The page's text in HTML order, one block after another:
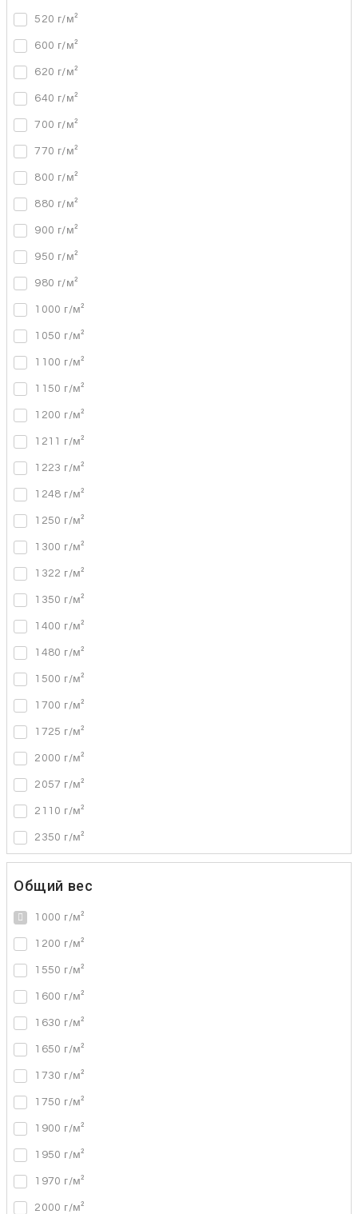
520 г/м²
600 г/м²
620 г/м²
640 г/м²
700 г/м²
770 г/м²
800 г/м²
880 г/м²
900 г/м²
950 г/м²
980 г/м²
1000 г/м²
1050 г/м²
1100 г/м²
1150 г/м²
1200 г/м²
1211 г/м²
1223 г/м²
1248 г/м²
1250 г/м²
1300 г/м²
1322 г/м²
1350 г/м²
1400 г/м²
1480 г/м²
1500 г/м²
1700 г/м²
1725 г/м²
2000 г/м²
2057 г/м²
2110 г/м²
2350 г/м²
Общий вес
1000 г/м²
1200 г/м²
1550 г/м²
1600 г/м²
1630 г/м²
1650 г/м²
1730 г/м²
1750 г/м²
1900 г/м²
1950 г/м²
1970 г/м²
2000 г/м²